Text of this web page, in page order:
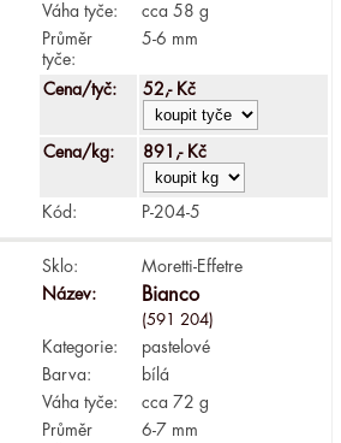
Váha tyče:
cca 58 g
Průměr
tyče:
5-6 mm
Cena/tyč: 52,- Kč
Cena/kg: 891,- Kč
Kód: P-204-5
Sklo:
Moretti-Effetre
Název:
Bianco
(591 204)
Kategorie:
pastelové
Barva:
bílá
Váha tyče:
cca 72 g
Průměr
6-7 mm